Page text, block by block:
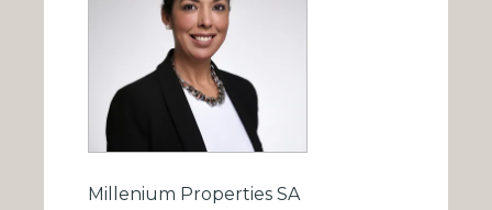
Millenium Properties SA